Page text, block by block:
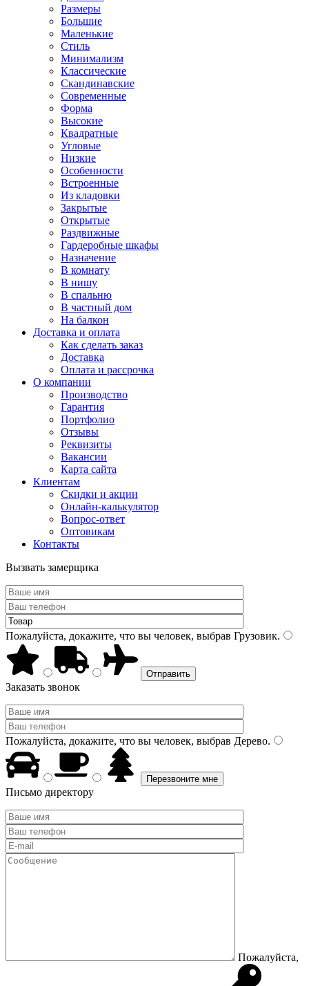
Размеры
Большие
Маленькие
Стиль
Минимализм
Классические
Скандинавские
Современные
Форма
Высокие
Квадратные
Угловые
Низкие
Особенности
Встроенные
Из кладовки
Закрытые
Открытые
Раздвижные
Гардеробные шкафы
Назначение
В комнату
В нишу
В спальню
В частный дом
На балкон
Доставка и оплата
Как сделать заказ
Доставка
Оплата и рассрочка
О компании
Производство
Гарантия
Портфолио
Отзывы
Реквизиты
Вакансии
Карта сайта
Клиентам
Скидки и акции
Онлайн-калькулятор
Вопрос-ответ
Оптовикам
Контакты
Вызвать замерщика
Пожалуйста, докажите, что вы человек, выбрав Грузовик.
Заказать звонок
Пожалуйста, докажите, что вы человек, выбрав Дерево.
Письмо директору
Пожалуйста,